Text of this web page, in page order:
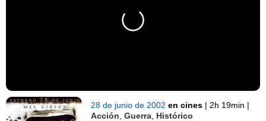
28 de junio de 2002en cines | 2h 19min |
Acción ,Guerra Histórico